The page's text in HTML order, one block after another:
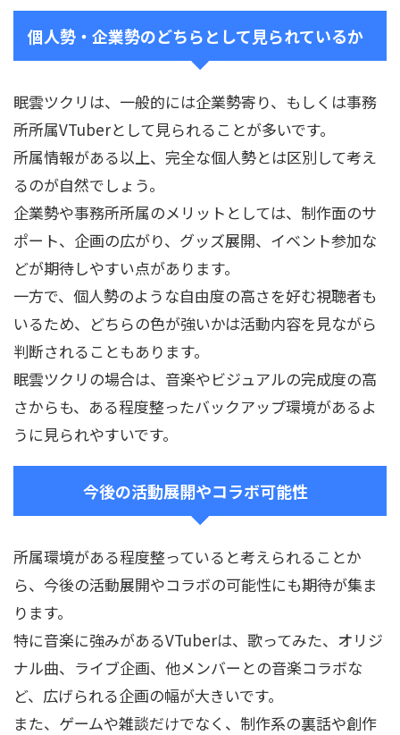
個人勢・企業勢のどちらとして見られているか
眠雲ツクリは、一般的には企業勢寄り、もしくは事務
所所属VTuberとして見られることが多いです。
所属情報がある以上、完全な個人勢とは区別して考え
るのが自然でしょう。
企業勢や事務所所属のメリットとしては、制作面のサ
ポート、企画の広がり、グッズ展開、イベント参加な
どが期待しやすい点があります。
一方で、個人勢のような自由度の高さを好む視聴者も
いるため、どちらの色が強いかは活動内容を見ながら
判断されることもあります。
眠雲ツクリの場合は、音楽やビジュアルの完成度の高
さからも、ある程度整ったバックアップ環境があるよ
うに見られやすいです。
今後の活動展開やコラボ可能性
所属環境がある程度整っていると考えられることか
ら、今後の活動展開やコラボの可能性にも期待が集ま
ります。
特に音楽に強みがあるVTuberは、歌ってみた、オリジ
ナル曲、ライブ企画、他メンバーとの音楽コラボな
ど、広げられる企画の幅が大きいです。
また、ゲームや雑談だけでなく、制作系の裏話や創作